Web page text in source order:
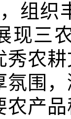
组织
现三
秀农
氛围
农产